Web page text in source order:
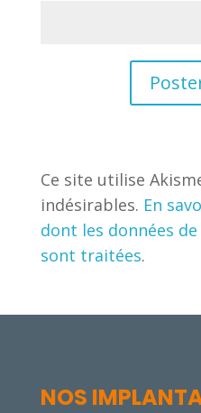
Ce site utilise
indésirables. En
dont les données
sont traitées.
NOS